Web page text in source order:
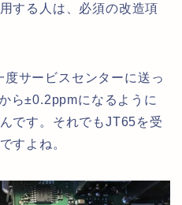
する人は、必須の改造項
サービスセンターに送っ
ら±0.2ppmになるように
です。それでもJT65を受
すよね。